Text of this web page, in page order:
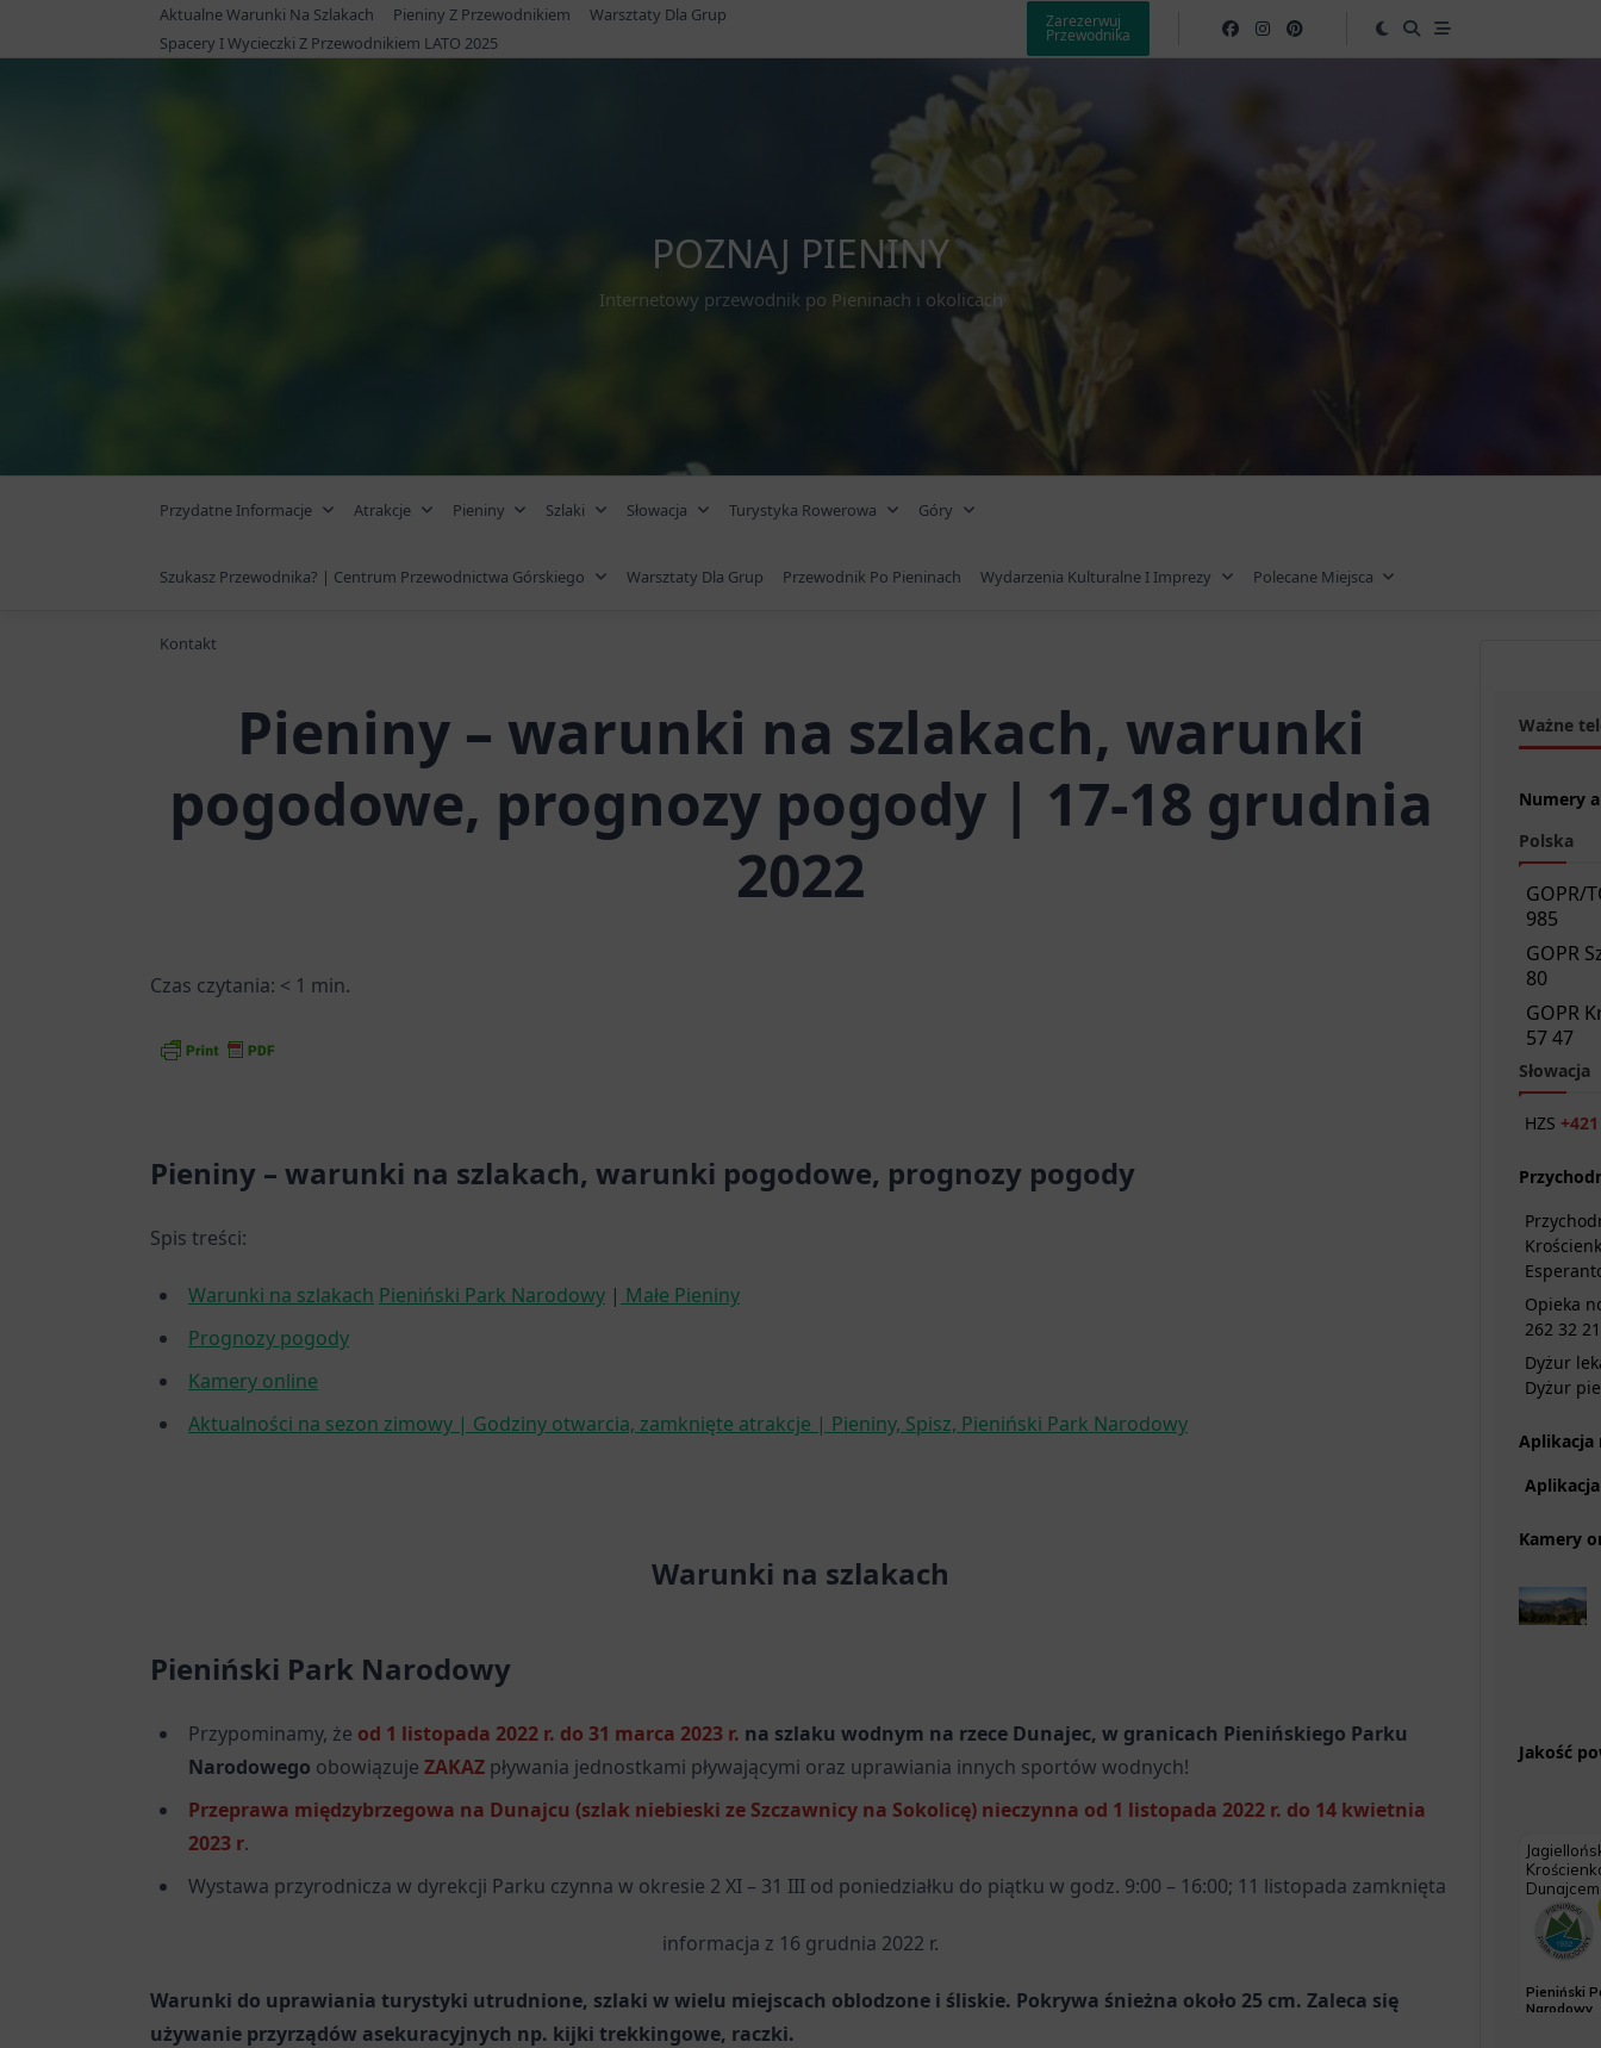
Aktualne Warunki Na Szlakach Pieniny Z Przewodnikiem
Warsztaty Dla Grup
Spacery I Wycieczki Z Przewodnikiem LATO 2025
Zarezerwuj
Przewodnika
POZNAJ PIENINY
Internetowy przewodnik po Pieninach i okolicach
Przydatne Informacje Atrakcje Pieniny Szlaki Słowacja Turystyka Rowerowa Góry
Szukasz Przewodnika? | Centrum Przewodnictwa Górskiego Warsztaty Dla Grup Przewodnik Po Pieninach Wydarzenia Kulturalne I Imprezy Polecane Miejsca
Kontakt
Pieniny – warunki na szlakach, warunki
pogodowe, prognozy pogody | 17-18 grudnia
2022
Czas czytania: < 1 min.
Pieniny – warunki na szlakach, warunki pogodowe, prognozy pogody
Spis treści:
Warunki na szlakach Pieniński Park Narodowy | Małe Pieniny
Prognozy pogody
Kamery online
Aktualności na sezon zimowy | Godziny otwarcia, zamknięte atrakcje | Pieniny, Spisz, Pieniński Park Narodowy
Warunki na szlakach
Pieniński Park Narodowy
Przypominamy, że od 1 listopada 2022 r. do 31 marca 2023 r. na szlaku wodnym na rzece Dunajec, w granicach Pienińskiego Parku
Narodowego obowiązuje ZAKAZ pływania jednostkami pływającymi oraz uprawiania innych sportów wodnych!
Przeprawa międzybrzegowa na Dunajcu (szlak niebieski ze Szczawnicy na Sokolicę) nieczynna od 1 listopada 2022 r. do 14 kwietnia
2023 r.
Wystawa przyrodnicza w dyrekcji Parku czynna w okresie 2 XI – 31 III od poniedziałku do piątku w godz. 9:00 – 16:00; 11 listopada zamknięta
informacja z 16 grudnia 2022 r.
Warunki do uprawiania turystyki utrudnione, szlaki w wielu miejscach oblodzone i śliskie. Pokrywa śnieżna około 25 cm. Zaleca się
używanie przyrządów asekuracyjnych np. kijki trekkingowe, raczki.
Ważne
Numery
Polska
GOPR/
985
GOPR
80
GOPR
57 47
Słowacja
HZS
Opieka
262 32 21
Dyżur
Dyżur
Aplikacja
Aplikacja
Kamery
Jakość